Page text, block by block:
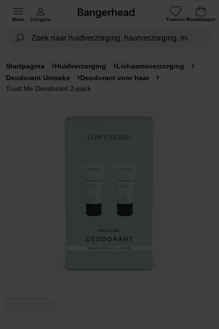
Menu Inloggen Favoriet Winkelwagen
Startpagina Huidverzorging
Lichaamsverzorging
Deodorant Uniseks
Deodorant voor haar
Trust Me Deodorant 2-pack